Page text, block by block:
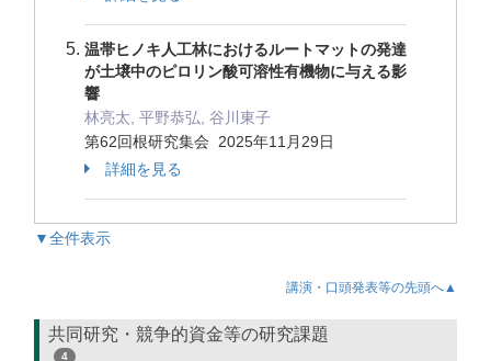
温帯ヒノキ人工林におけるルートマットの発達
が土壌中のピロリン酸可溶性有機物に与える影
響
林亮太, 平野恭弘, 谷川東子
第62回根研究集会 2025年11月29日
詳細を見る
▼全件表示
講演・口頭発表等の先頭へ▲
共同研究・競争的資金等の研究課題
4